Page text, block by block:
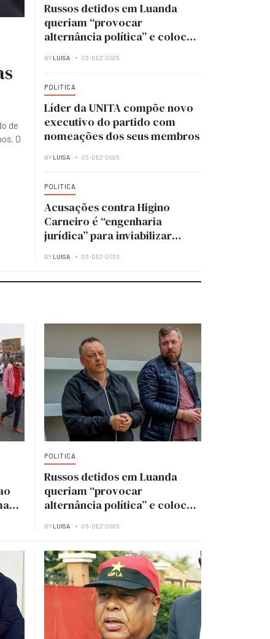
de
O
Russos detidos em Luanda
queriam “provocar
alternância política” e colocar
BY LUISA 03-DEZ-2025
POLITICA
Líder da UNITA compõe novo
executivo do partido com
nomeações dos seus membros
BY LUISA 03-DEZ-2025
POLITICA
Acusações contra Higino
Carneiro é “engenharia
jurídica” para inviabilizar
MPLA — analista
BY LUISA 03-DEZ-2025
POLITICA
Russos detidos em Luanda
queriam “provocar
alternância política” e colocar
BY LUISA 03-DEZ-2025